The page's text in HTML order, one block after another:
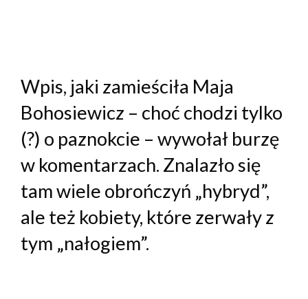
Wpis, jaki zamieściła Maja
Bohosiewicz – choć chodzi tylko
(?) o paznokcie – wywołał burzę
w komentarzach. Znalazło się
tam wiele obrończyń „hybryd”,
ale też kobiety, które zerwały z
tym „nałogiem”.